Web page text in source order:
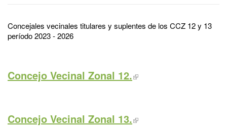
Concejales vecinales titulares y suplentes de los CCZ 12 y 13
período 2023 - 2026
Concejo Vecinal Zonal 12.
Concejo Vecinal Zonal 13.